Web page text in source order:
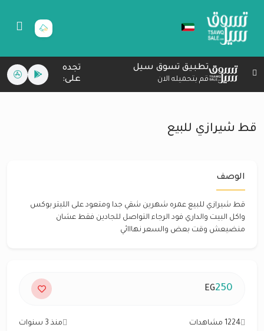
تطبيق تسوق سيل
قم بتحميله الان
تجده
على:
قط شيرازي للبيع
الوصف
قط شيرازي للبيع عمره شهرين شقي جدا ومتعود على الليتر بوكس
واكل البيت والداري فود الرجاء التواصل للجادين فقط عشان
منضيعش وقت بعض والسعر نهااائي
250
EG
1224 مشاهدات منذ 3 سنوات